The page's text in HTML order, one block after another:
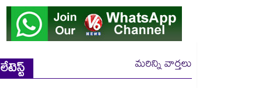
లేటెస్ట్
మరిన్ని వార్తలు